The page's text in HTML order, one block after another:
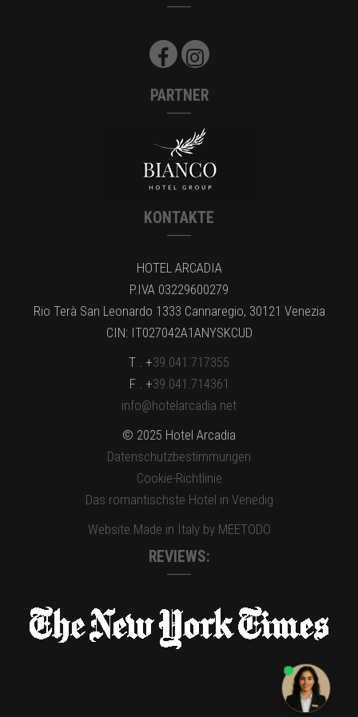
PARTNER
KONTAKTE
HOTEL ARCADIA
P.IVA 03229600279
Rio Terà San Leonardo 1333 Cannaregio, 30121 Venezia
CIN: IT027042A1ANYSKCUD
T . +39.041.717355
F . +39.041.714361
info@hotelarcadia.net
© 2025 Hotel Arcadia
Datenschutzbestimmungen
Cookie-Richtlinie
Das romantischste Hotel in Venedig
Website Made in Italy by MEETODO
REVIEWS: